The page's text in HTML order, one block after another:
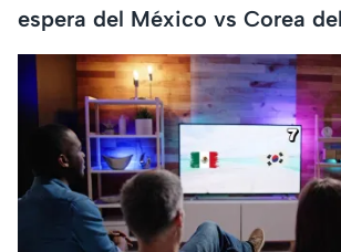
espera del México vs Corea